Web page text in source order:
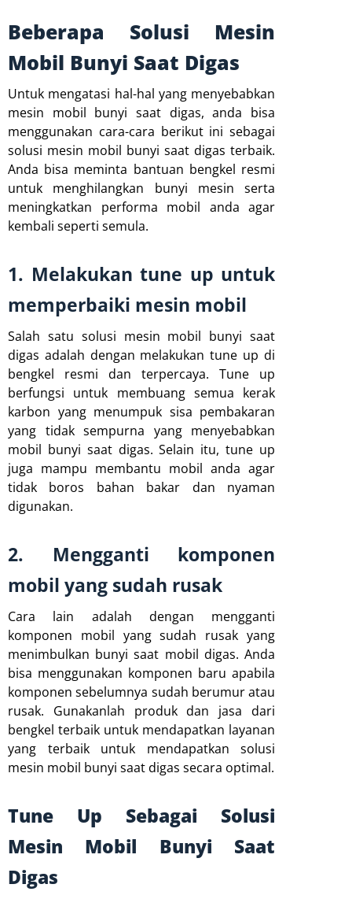
Beberapa Solusi Mesin
Mobil Bunyi Saat Digas
Untuk mengatasi hal-hal yang menyebabkan
mesin mobil bunyi saat digas, anda bisa
menggunakan cara-cara berikut ini sebagai
solusi mesin mobil bunyi saat digas terbaik.
Anda bisa meminta bantuan bengkel resmi
untuk menghilangkan bunyi mesin serta
meningkatkan performa mobil anda agar
kembali seperti semula.
1. Melakukan tune up untuk
memperbaiki mesin mobil
Salah satu solusi mesin mobil bunyi saat
digas adalah dengan melakukan tune up di
bengkel resmi dan terpercaya. Tune up
berfungsi untuk membuang semua kerak
karbon yang menumpuk sisa pembakaran
yang tidak sempurna yang menyebabkan
mobil bunyi saat digas. Selain itu, tune up
juga mampu membantu mobil anda agar
tidak boros bahan bakar dan nyaman
digunakan.
2. Mengganti komponen
mobil yang sudah rusak
Cara lain adalah dengan mengganti
komponen mobil yang sudah rusak yang
menimbulkan bunyi saat mobil digas. Anda
bisa menggunakan komponen baru apabila
komponen sebelumnya sudah berumur atau
rusak. Gunakanlah produk dan jasa dari
bengkel terbaik untuk mendapatkan layanan
yang terbaik untuk mendapatkan solusi
mesin mobil bunyi saat digas secara optimal.
Tune Up Sebagai Solusi
Mesin Mobil Bunyi Saat
Digas